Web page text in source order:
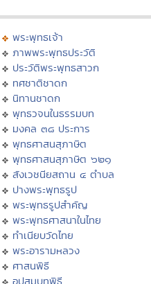
พระพุทธเจ้า
ภาพพระพุทธประวัติ
ประวัติพระพุทธสาวก
ทศชาติชาดก
นิทานชาดก
พุทธวจนในธรรมบท
มงคล ๓๘ ประการ
พุทธศาสนสุภาษิต
พุทธศาสนสุภาษิต ๖๒๑
สังเวชนียสถาน ๔ ตำบล
ปางพระพุทธรูป
พระพุทธรูปสำคัญ
พระพุทธศาสนาในไทย
ทำเนียบวัดไทย
พระอารามหลวง
ศาสนพิธี
อุปสมบทพิธี